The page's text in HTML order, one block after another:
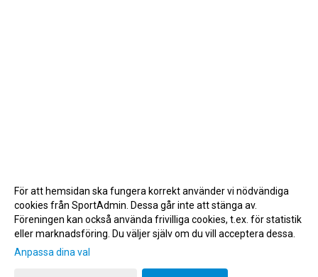
Gå till Webbversion
För att hemsidan ska fungera korrekt använder vi nödvändiga
cookies från SportAdmin. Dessa går inte att stänga av.
Föreningen kan också använda frivilliga cookies, t.ex. för statistik
eller marknadsföring. Du väljer själv om du vill acceptera dessa.
Anpassa dina val